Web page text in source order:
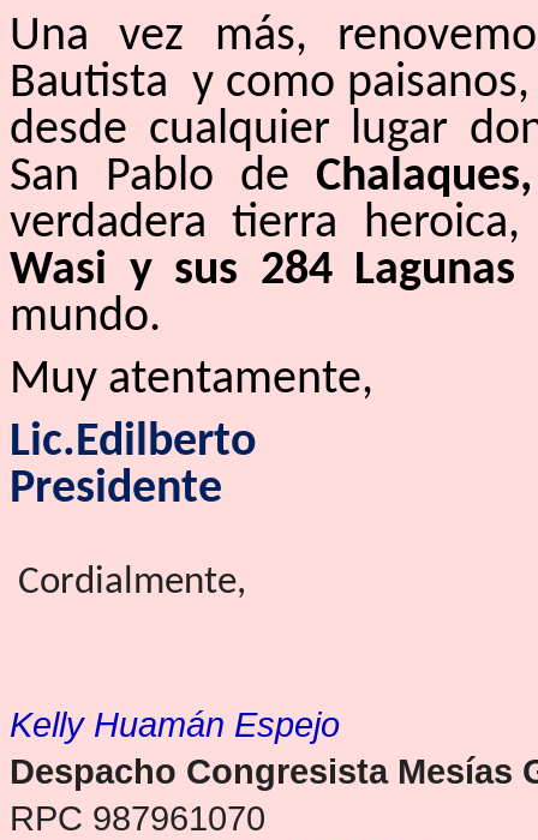
Una vez más,
Bautista y como
desde cualquier lugar
San Pablo de Chalaques,
verdadera tierra
Wasi y sus 284
mundo.
Muy atentamente,
Lic.Edilberto
Presidente
Cordialmente,
Kelly Huamán Espejo
Despacho Congresista Mesías
RPC 987961070